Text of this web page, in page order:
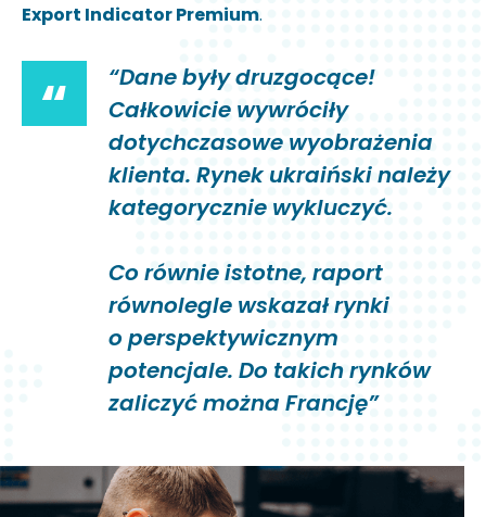
Export Indicator Premium.
“
“Dane były druzgocące!
Całkowicie wywróciły
dotychczasowe wyobrażenia
klienta. Rynek ukraiński należy
kategorycznie wykluczyć.
Co równie istotne, raport
równolegle wskazał rynki
o perspektywicznym
potencjale. Do takich rynków
zaliczyć można Francję”